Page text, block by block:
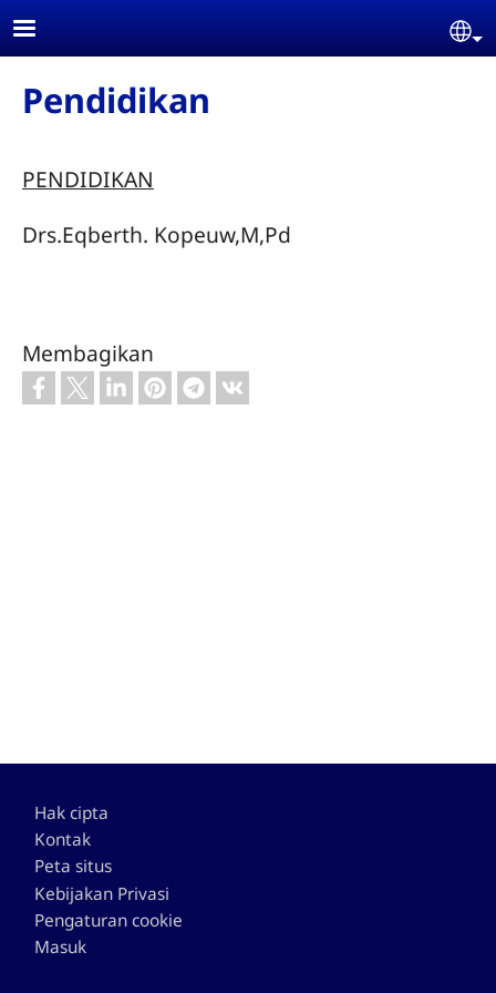
Skip to main content
Pendidikan
PENDIDIKAN
Drs.Eqberth. Kopeuw,M,Pd
Membagikan
Footer
Hak cipta
Kontak
Peta situs
Kebijakan Privasi
Pengaturan cookie
Masuk